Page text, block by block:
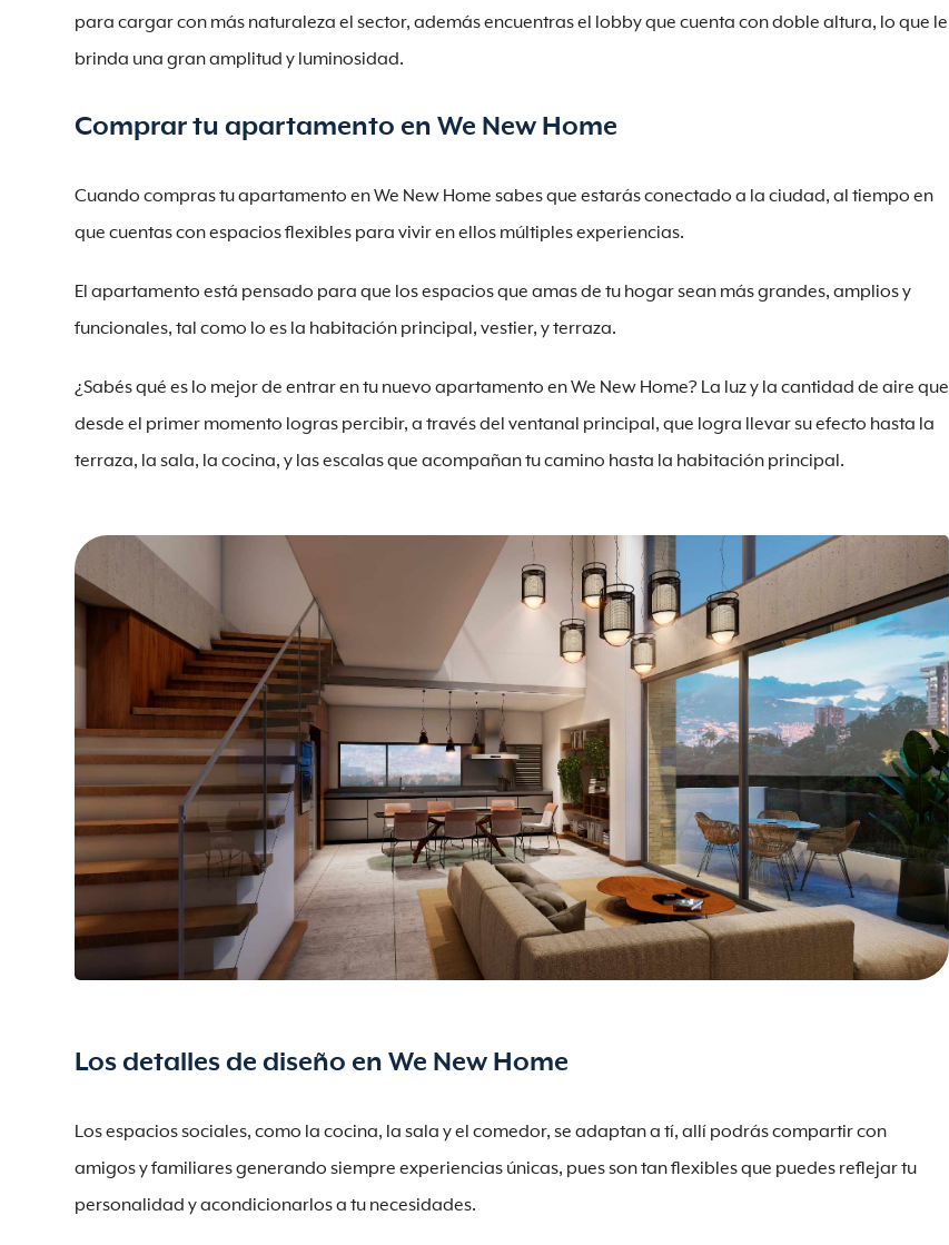
para cargar con más naturaleza el sector, además encuentras el lobby que cuenta con doble altura, lo que le
brinda una gran amplitud y luminosidad.
Comprar tu apartamento en We New Home
Cuando compras tu apartamento en We New Home sabes que estarás conectado a la ciudad, al tiempo en
que cuentas con espacios flexibles para vivir en ellos múltiples experiencias.
El apartamento está pensado para que los espacios que amas de tu hogar sean más grandes, amplios y
funcionales, tal como lo es la habitación principal, vestier, y terraza.
¿Sabés qué es lo mejor de entrar en tu nuevo apartamento en We New Home? La luz y la cantidad de aire que
desde el primer momento logras percibir, a través del ventanal principal, que logra llevar su efecto hasta la
terraza, la sala, la cocina, y las escalas que acompañan tu camino hasta la habitación principal.
Los detalles de diseño en We New Home
Los espacios sociales, como la cocina, la sala y el comedor, se adaptan a tí, allí podrás compartir con
amigos y familiares generando siempre experiencias únicas, pues son tan flexibles que puedes reflejar tu
personalidad y acondicionarlos a tu necesidades.